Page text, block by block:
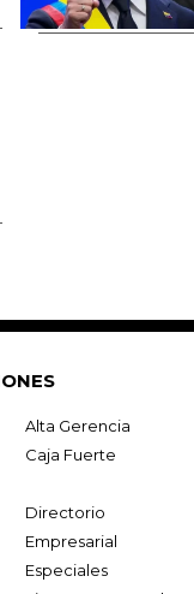
Alta Gerencia
Caja Fuerte
Directorio
Empresarial
Especiales